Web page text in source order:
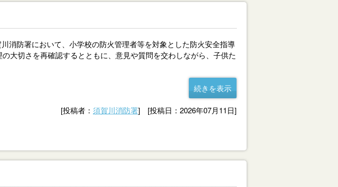
消防署において、小学校の防火管理者等を対象とした防火安全指導
大切さを再確認するとともに、意見や質問を交わしながら、子供た
続きを表示
[投稿者： 須賀川消防署] [投稿日：2026年07月11日]